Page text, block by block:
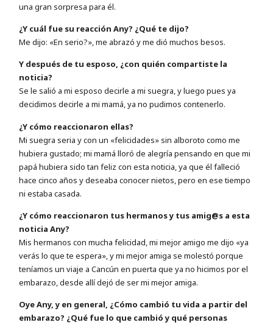
una gran sorpresa para él.
¿Y cuál fue su reacción Any? ¿Qué te dijo?
Me dijo: «En serio?», me abrazó y me dió muchos besos.
Y después de tu esposo, ¿con quién compartiste la
noticia?
Se le salió a mi esposo decirle a mi suegra, y luego pues ya
decidimos decirle a mi mamá, ya no pudimos contenerlo.
¿Y cómo reaccionaron ellas?
Mi suegra seria y con un «felicidades» sin alboroto como me
hubiera gustado; mi mamá lloró de alegría pensando en que mi
papá hubiera sido tan feliz con esta noticia, ya que él falleció
hace cinco años y deseaba conocer nietos, pero en ese tiempo
ni estaba casada.
¿Y cómo reaccionaron tus hermanos y tus amig@s a esta
noticia Any?
Mis hermanos con mucha felicidad, mi mejor amigo me dijo «ya
verás lo que te espera», y mi mejor amiga se molestó porque
teníamos un viaje a Cancún en puerta que ya no hicimos por el
embarazo, desde allí dejó de ser mi mejor amiga.
Oye Any, y en general, ¿Cómo cambió tu vida a partir del
embarazo? ¿Qué fue lo que cambió y qué personas